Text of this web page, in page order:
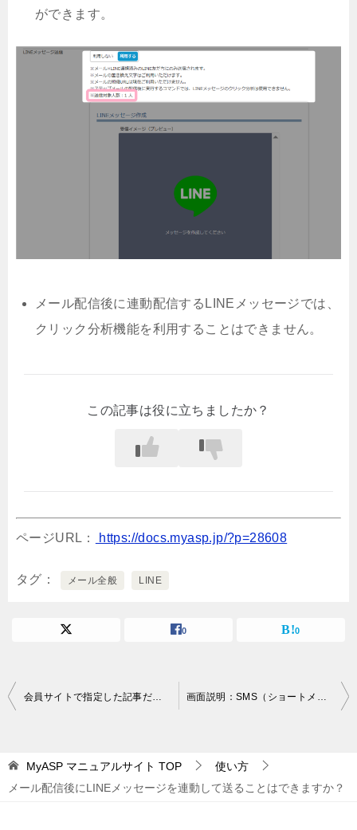
ができます。
メール配信後に連動配信するLINEメッセージでは、
クリック分析機能を利用することはできません。
この記事は役に立ちましたか？
ページURL： https://docs.myasp.jp/?p=28608
タグ メール全般 LINE
0 0
投
ビ
ゲ
会員サイトで指定した記事だけをメニューに表示させるには？ 画面説明：SMS（ショートメッセージ）メッセージ一覧
MyASP マニュアルサイト TOP
使い方
メール配信後にLINEメッセージを連動して送ることはできますか？